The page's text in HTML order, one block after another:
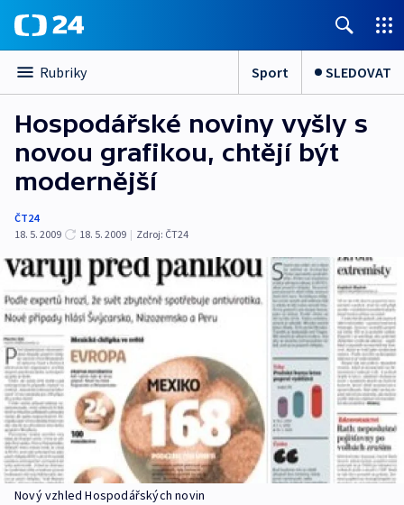
Rubriky Sport SLEDOVAT
Hospodářské noviny vyšly s
novou grafikou, chtějí být
modernější
ČT24
18. 5. 2009
18. 5. 2009 | Zdroj: ČT24
Nový vzhled Hospodářských novin